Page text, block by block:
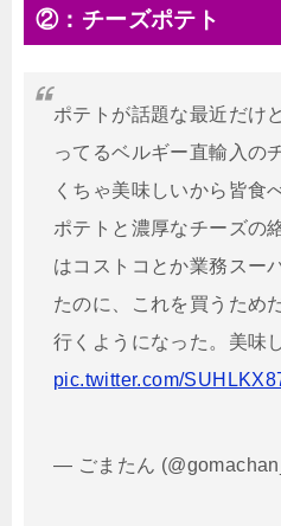
②：チーズポテト
ポテトが話題な最近だけ
ってるベルギー直輸入の
くちゃ美味しいから皆食
ポテトと濃厚なチーズの
はコストコとか業務スー
たのに、これを買うため
行くようになった。美味
pic.twitter.com/
— ごまたん